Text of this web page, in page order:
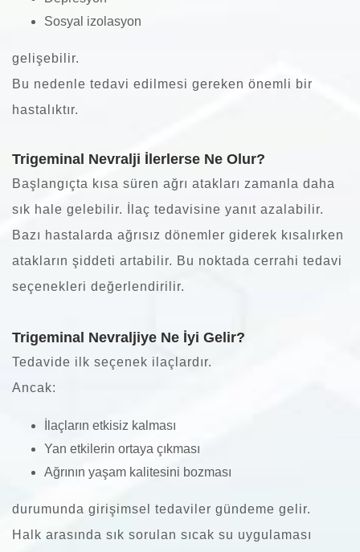
Sosyal izolasyon
gelişebilir.
Bu nedenle tedavi edilmesi gereken önemli bir
hastalıktır.
Trigeminal Nevralji İlerlerse Ne Olur?
Başlangıçta kısa süren ağrı atakları zamanla daha
sık hale gelebilir. İlaç tedavisine yanıt azalabilir.
Bazı hastalarda ağrısız dönemler giderek kısalırken
atakların şiddeti artabilir. Bu noktada cerrahi tedavi
seçenekleri değerlendirilir.
Trigeminal Nevraljiye Ne İyi Gelir?
Tedavide ilk seçenek ilaçlardır.
Ancak:
İlaçların etkisiz kalması
Yan etkilerin ortaya çıkması
Ağrının yaşam kalitesini bozması
durumunda girişimsel tedaviler gündeme gelir.
Halk arasında sık sorulan sıcak su uygulaması